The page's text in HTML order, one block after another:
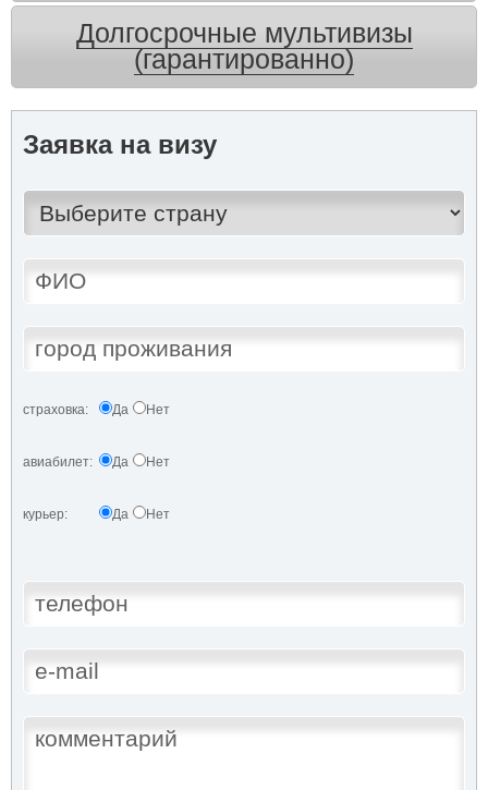
Долгосрочные мультивизы
(гарантированно)
Заявка на визу
страховка: Да Нет
авиабилет: Да Нет
курьер: Да Нет